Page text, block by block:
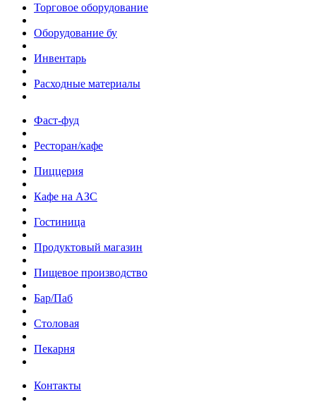
Торговое оборудование
Оборудование бу
Инвентарь
Расходные материалы
Фаст-фуд
Ресторан/кафе
Пиццерия
Кафе на АЗС
Гостиница
Продуктовый магазин
Пищевое производство
Бар/Паб
Столовая
Пекарня
Контакты